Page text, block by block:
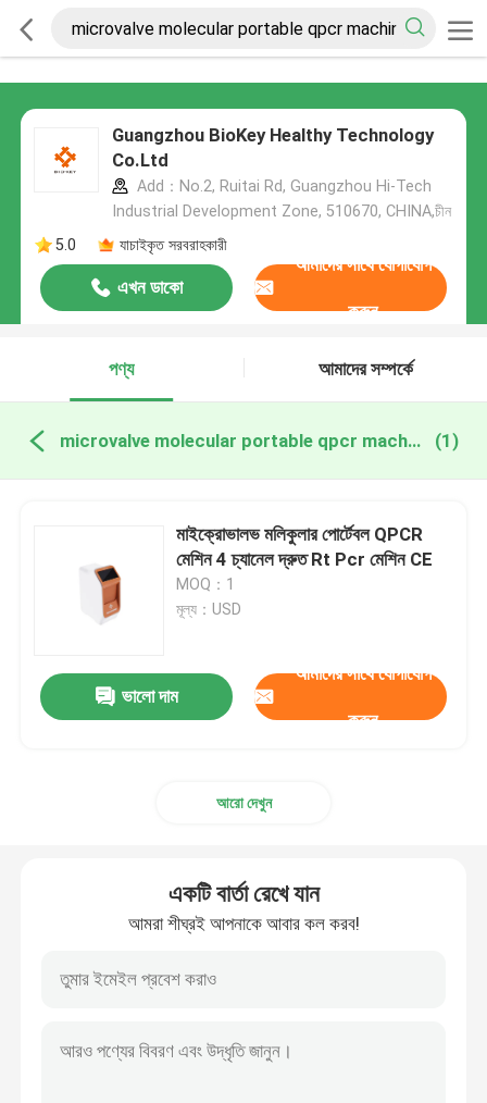
Guangzhou BioKey Healthy Technology
Co.Ltd
Add：No.2, Ruitai Rd, Guangzhou Hi-Tech
Industrial Development Zone, 510670, CHINA,চীন
5.0
যাচাইকৃত সরবরাহকারী
এখন ডাকো
আমাদের সাথে যোগাযোগ
করুন
পণ্য আমাদের সম্পর্কে
microvalve molecular portable qpcr machine অনলাইন উত্পাদন (1)
মাইক্রোভালভ মলিকুলার পোর্টেবল QPCR
মেশিন 4 চ্যানেল দ্রুত Rt Pcr মেশিন CE
MOQ：1
মূল্য：USD
ভালো দাম
আমাদের সাথে যোগাযোগ
করুন
আরো দেখুন
একটি বার্তা রেখে যান
আমরা শীঘ্রই আপনাকে আবার কল করব!